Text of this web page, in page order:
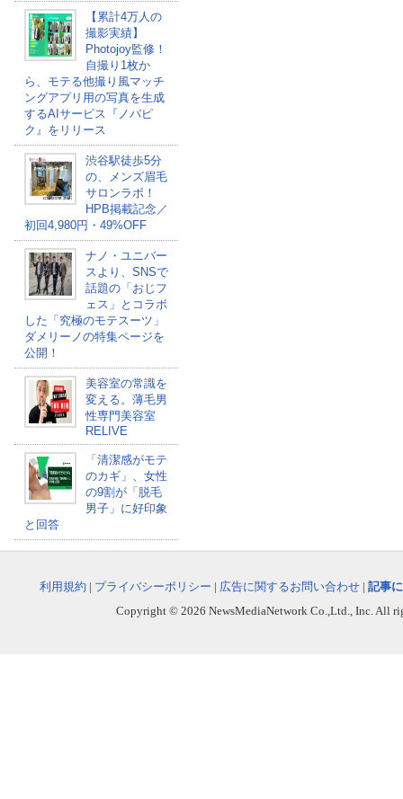
【累計4万人の
撮影実績】
Photojoy監修！
自撮り1枚か
ら、モテる他撮り風マッチ
ングアプリ用の写真を生成
するAIサービス『ノバピ
ク』をリリース
渋谷駅徒歩5分
の、メンズ眉毛
サロンラボ！
HPB掲載記念／
初回4,980円・49%OFF
ナノ・ユニバー
スより、SNSで
話題の「おじフ
ェス」とコラボ
した「究極のモテスーツ」
ダメリーノの特集ページを
公開！
美容室の常識を
変える。薄毛男
性専門美容室
RELIVE
「清潔感がモテ
のカギ」、女性
の9割が「脱毛
男子」に好印象
と回答
利用規約 | プライバシーポリシー | 広告に関するお問い合わせ | 記事
Copyright © 2026 NewsMediaNetwork Co.,Ltd., Inc. All